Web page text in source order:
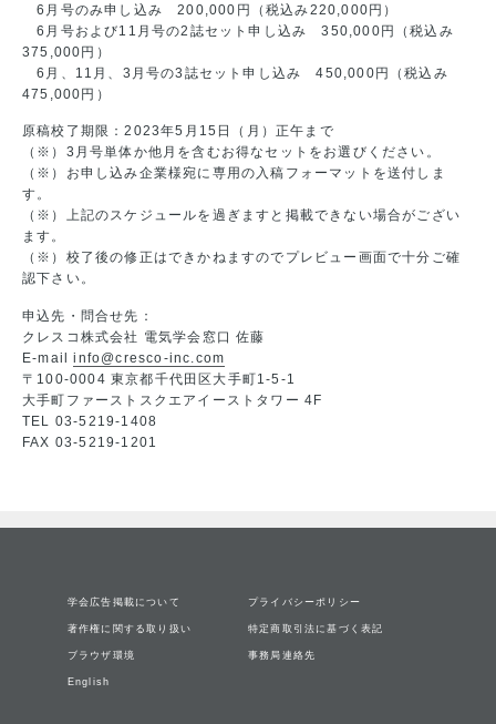
6月号のみ申し込み 200,000円（税込み220,000円）
6月号および11月号の2誌セット申し込み 350,000円（税込み
375,000円）
6月、11月、3月号の3誌セット申し込み 450,000円（税込み
475,000円）
原稿校了期限：2023年5月15日（月）正午まで
（※）3月号単体か他月を含むお得なセットをお選びください。
（※）お申し込み企業様宛に専用の入稿フォーマットを送付しま
す。
（※）上記のスケジュールを過ぎますと掲載できない場合がござい
ます。
（※）校了後の修正はできかねますのでプレビュー画面で十分ご確
認下さい。
申込先・問合せ先：
クレスコ株式会社 電気学会窓口 佐藤
E-mailinfo@cresco-inc.com
〒100-0004 東京都千代田区大手町1-5-1
大手町ファーストスクエアイーストタワー 4F
TEL 03-5219-1408
FAX 03-5219-1201
学会広告掲載について プライバシーポリシー
著作権に関する取り扱い 特定商取引法に基づく表記
ブラウザ環境 事務局連絡先
English